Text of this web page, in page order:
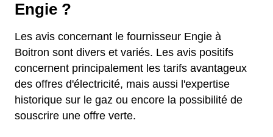
Engie ?
Les avis concernant le fournisseur Engie à
Boitron sont divers et variés. Les avis positifs
concernent principalement les tarifs avantageux
des offres d'électricité, mais aussi l'expertise
historique sur le gaz ou encore la possibilité de
souscrire une offre verte.